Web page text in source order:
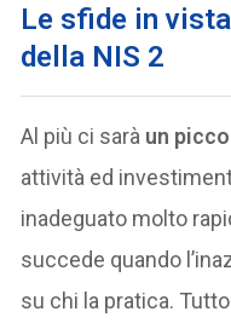
Le sfide in
della NIS 2
Al più ci sarà un
attività ed
inadeguato molto
succede quando
su chi la pratica.